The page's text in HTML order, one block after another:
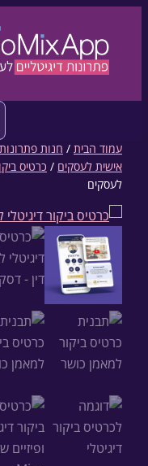
עמוד הבית / חנות פתרונות
אישית לעסקים / כרטיס
לעסקים